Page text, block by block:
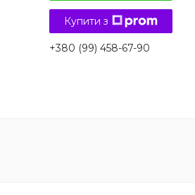
Купити з
+380 (99) 458-67-90